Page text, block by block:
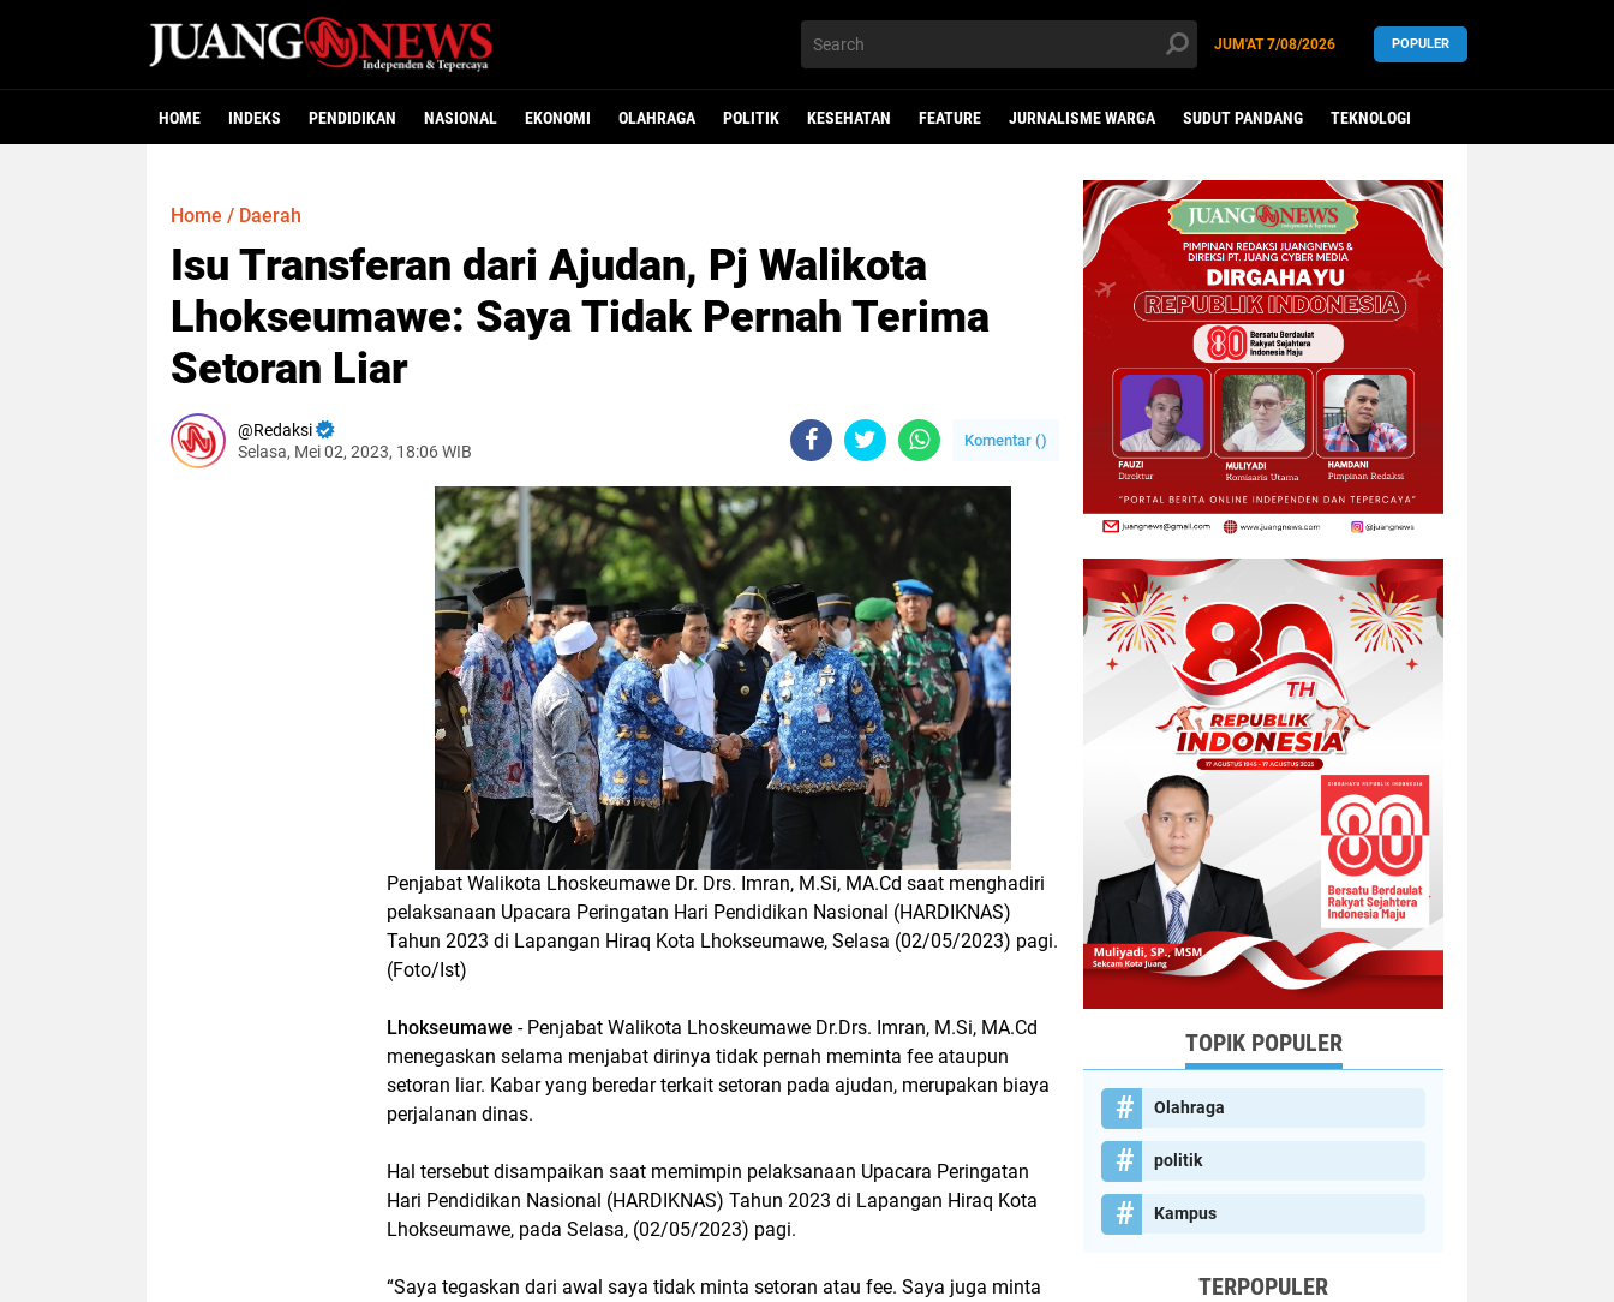
JUM'AT7/08/2026 POPULER
HOME INDEKS PENDIDIKAN NASIONAL EKONOMI OLAHRAGA POLITIK KESEHATAN FEATURE JURNALISME WARGA SUDUT PANDANG TEKNOLOGI
Home / Daerah
Isu Transferan dari Ajudan, Pj Walikota
Lhokseumawe: Saya Tidak Pernah Terima
Setoran Liar
Redaksi
Selasa, Mei 02, 2023, 18:06 WIB
Komentar ()
Penjabat Walikota Lhoskeumawe Dr. Drs. Imran, M.Si, MA.Cd saat menghadiri
pelaksanaan Upacara Peringatan Hari Pendidikan Nasional (HARDIKNAS)
Tahun 2023 di Lapangan Hiraq Kota Lhokseumawe, Selasa (02/05/2023) pagi.
(Foto/Ist)
Lhokseumawe - Penjabat Walikota Lhoskeumawe Dr.Drs. Imran, M.Si, MA.Cd
menegaskan selama menjabat dirinya tidak pernah meminta fee ataupun
setoran liar. Kabar yang beredar terkait setoran pada ajudan, merupakan biaya
perjalanan dinas.
Hal tersebut disampaikan saat memimpin pelaksanaan Upacara Peringatan
Hari Pendidikan Nasional (HARDIKNAS) Tahun 2023 di Lapangan Hiraq Kota
Lhokseumawe, pada Selasa, (02/05/2023) pagi.
“Saya tegaskan dari awal saya tidak minta setoran atau fee. Saya juga minta
TOPIK POPULER
Olahraga
politik
Kampus
TERPOPULER